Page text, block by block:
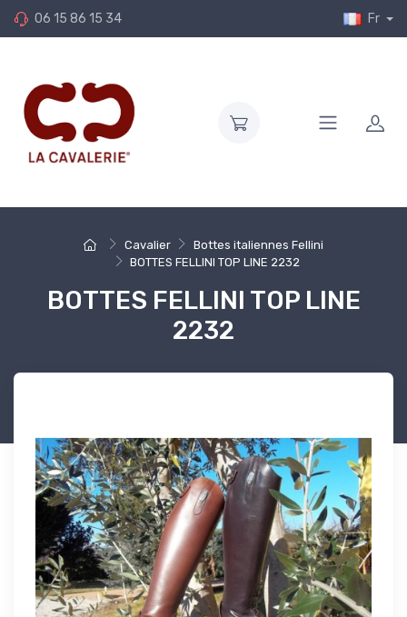
06 15 86 15 34 Fr
Cavalier
Bottes italiennes Fellini
BOTTES FELLINI TOP LINE 2232
BOTTES FELLINI TOP LINE
2232